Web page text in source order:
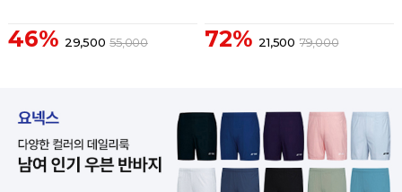
46% 29,500 55,000 72% 21,500 79,000